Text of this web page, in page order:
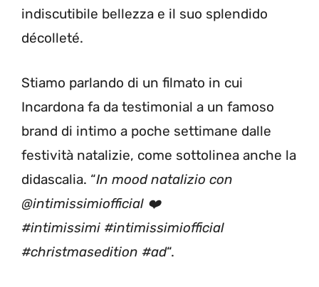
indiscutibile bellezza e il suo splendido
décolleté.
Stiamo parlando di un filmato in cui
Incardona fa da testimonial a un famoso
brand di intimo a poche settimane dalle
festività natalizie, come sottolinea anche la
didascalia. “In mood natalizio con
@intimissimiofficial ❤️
#intimissimi #intimissimiofficial
#christmasedition #ad“.